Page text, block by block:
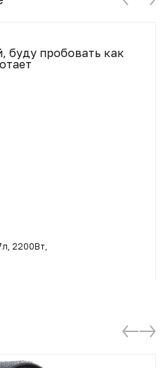
буду пробовать как
2200Вт,